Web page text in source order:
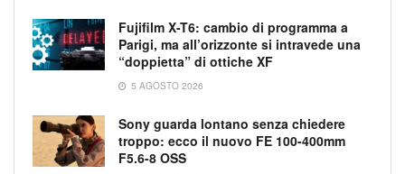
Fujifilm X-T6: cambio di programma a
Parigi, ma all’orizzonte si intravede una
“doppietta” di ottiche XF
5 AGOSTO 2026
Sony guarda lontano senza chiedere
troppo: ecco il nuovo FE 100-400mm
F5.6-8 OSS